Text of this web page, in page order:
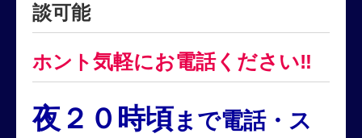
談可能
ホント気軽にお電話ください‼
夜２０時頃まで電話・ス